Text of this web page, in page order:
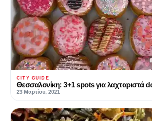
CITY GUIDE
Θεσσαλονίκη: 3+1 spots για λαχταριστά
23 Μαρτίου, 2021